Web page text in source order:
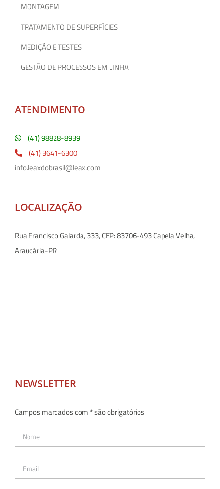
MONTAGEM
TRATAMENTO DE SUPERFÍCIES
MEDIÇÃO E TESTES
GESTÃO DE PROCESSOS EM LINHA
ATENDIMENTO
(41) 98828-8939
(41) 3641-6300
info.leaxdobrasil@leax.com
LOCALIZAÇÃO
Rua Francisco Galarda, 333, CEP: 83706-493 Capela Velha,
Araucária-PR
NEWSLETTER
Campos marcados com * são obrigatórios